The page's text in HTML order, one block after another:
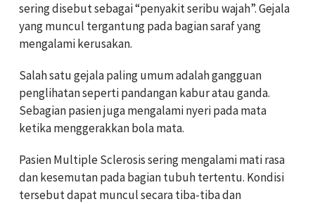
sering disebut sebagai “penyakit seribu wajah”. Gejala
yang muncul tergantung pada bagian saraf yang
mengalami kerusakan.
Salah satu gejala paling umum adalah gangguan
penglihatan seperti pandangan kabur atau ganda.
Sebagian pasien juga mengalami nyeri pada mata
ketika menggerakkan bola mata.
Pasien Multiple Sclerosis sering mengalami mati rasa
dan kesemutan pada bagian tubuh tertentu. Kondisi
tersebut dapat muncul secara tiba-tiba dan